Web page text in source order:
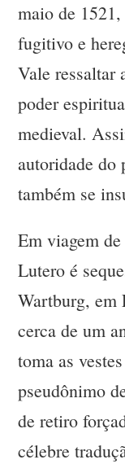
maio de
fugitivo e
Vale ressaltar
poder
medieval.
autoridade do
também se
Em viagem
Lutero é
Wartburg, em
cerca de um
toma as
pseudônimo
de retiro
célebre